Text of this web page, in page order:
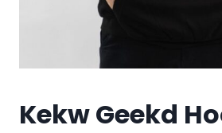
Kekw Geekd